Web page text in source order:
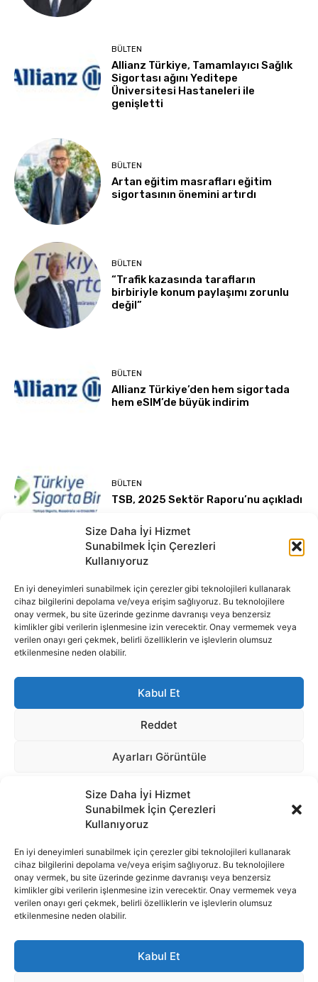
Size Daha İyi Hizmet
Sunabilmek İçin Çerezleri
Kullanıyoruz
En iyi deneyimleri sunabilmek için çerezler gibi teknolojileri kullanarak
cihaz bilgilerini depolama ve/veya erişim sağlıyoruz. Bu teknolojilere
onay vermek, bu site üzerinde gezinme davranışı veya benzersiz
kimlikler gibi verilerin işlenmesine izin verecektir. Onay vermemek veya
verilen onayı geri çekmek, belirli özelliklerin ve işlevlerin olumsuz
etkilenmesine neden olabilir.
Kabul Et
İnternet portalımızda yer alan tüm haber metini, resim ve benzeri
içeriğin hakları Sigortamedya Yayıncılık A.Ş.'ye aittir. Hiçbir şekilde
basılı ya da elektronik bir ortamda, kaynak gösterilse bile izin
e-Mail Adresimiz: info@sigortamedia.com